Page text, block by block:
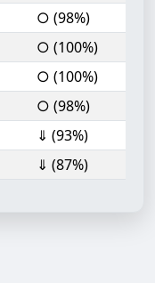
○ (98%)
○ (100%)
○ (100%)
○ (98%)
⇓ (93%)
⇓ (87%)